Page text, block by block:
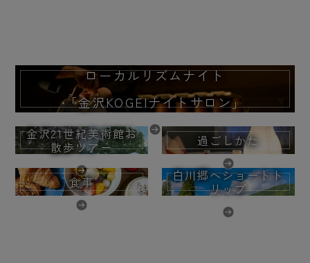
ローカルリズムナイト
「金沢KOGEIナイトサロン」
金沢21世紀美術館お
散歩ツアー
過ごしかた
食事
白川郷へショートト
リップ